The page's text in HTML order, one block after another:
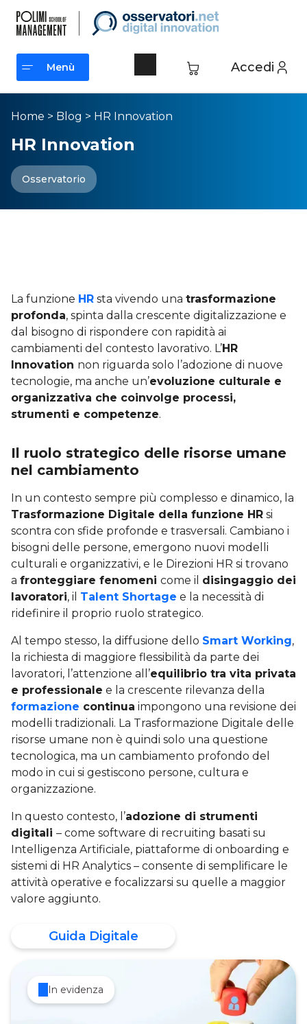
Accedi
Menù
Menù
Home > Blog > HR Innovation
HR Innovation
Osservatorio
La funzione HR sta vivendo una trasformazione
profonda, spinta dalla crescente digitalizzazione e
dal bisogno di rispondere con rapidità ai
cambiamenti del contesto lavorativo. L’HR
Innovation non riguarda solo l’adozione di nuove
tecnologie, ma anche un’evoluzione culturale e
organizzativa che coinvolge processi,
strumenti e competenze.
Il ruolo strategico delle risorse umane
nel cambiamento
In un contesto sempre più complesso e dinamico, la
Trasformazione Digitale della funzione HR si
scontra con sfide profonde e trasversali. Cambiano i
bisogni delle persone, emergono nuovi modelli
culturali e organizzativi, e le Direzioni HR si trovano
a fronteggiare fenomeni come il disingaggio dei
lavoratori, il Talent Shortage e la necessità di
ridefinire il proprio ruolo strategico.
Al tempo stesso, la diffusione dello Smart Working,
la richiesta di maggiore flessibilità da parte dei
lavoratori, l’attenzione all’equilibrio tra vita privata
e professionale e la crescente rilevanza della
formazione continua impongono una revisione dei
modelli tradizionali. La Trasformazione Digitale delle
risorse umane non è quindi solo una questione
tecnologica, ma un cambiamento profondo del
modo in cui si gestiscono persone, cultura e
organizzazione.
In questo contesto, l’adozione di strumenti
digitali – come software di recruiting basati su
Intelligenza Artificiale, piattaforme di onboarding e
sistemi di HR Analytics – consente di semplificare le
attività operative e focalizzarsi su quelle a maggior
valore aggiunto.
Guida Digitale
In evidenza